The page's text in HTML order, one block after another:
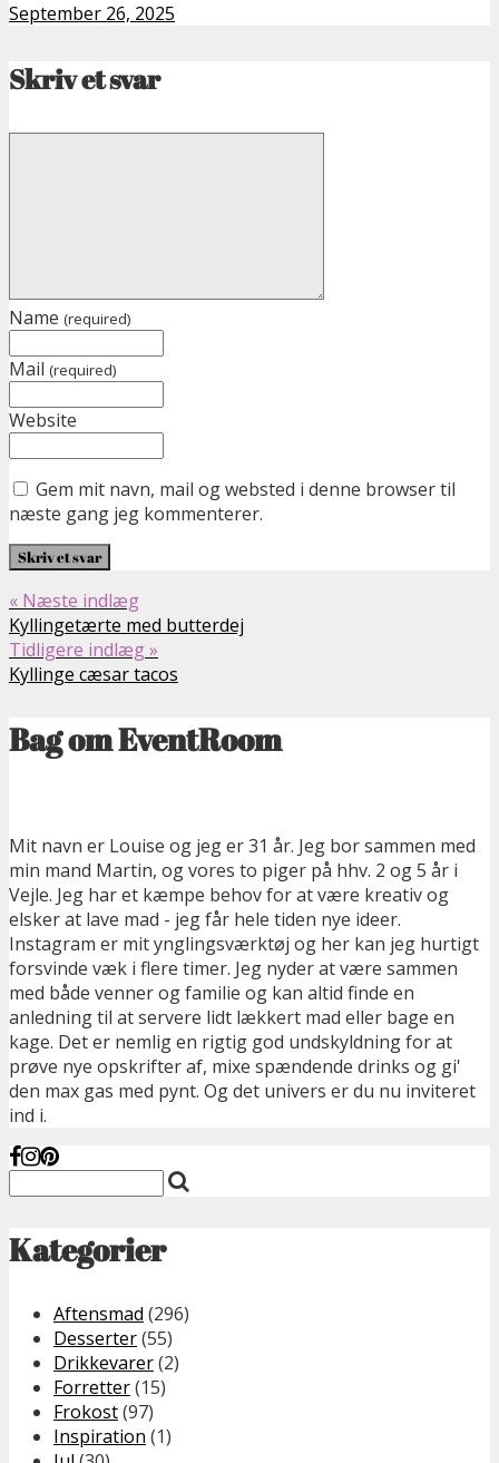
September 26, 2025
Skriv et svar
Name (required)
Mail (required)
Website
Gem mit navn, mail og websted i denne browser til
næste gang jeg kommenterer.
« Næste indlæg
Kyllingetærte med butterdej
Tidligere indlæg »
Kyllinge cæsar tacos
Bag om EventRoom
Mit navn er Louise og jeg er 31 år. Jeg bor sammen med
min mand Martin, og vores to piger på hhv. 2 og 5 år i
Vejle. Jeg har et kæmpe behov for at være kreativ og
elsker at lave mad - jeg får hele tiden nye ideer.
Instagram er mit ynglingsværktøj og her kan jeg hurtigt
forsvinde væk i flere timer. Jeg nyder at være sammen
med både venner og familie og kan altid finde en
anledning til at servere lidt lækkert mad eller bage en
kage. Det er nemlig en rigtig god undskyldning for at
prøve nye opskrifter af, mixe spændende drinks og gi'
den max gas med pynt. Og det univers er du nu inviteret
ind i.
Kategorier
Aftensmad (296)
Desserter(55)
Drikkevarer(2)
Forretter(15)
Frokost(97)
Inspiration (1)